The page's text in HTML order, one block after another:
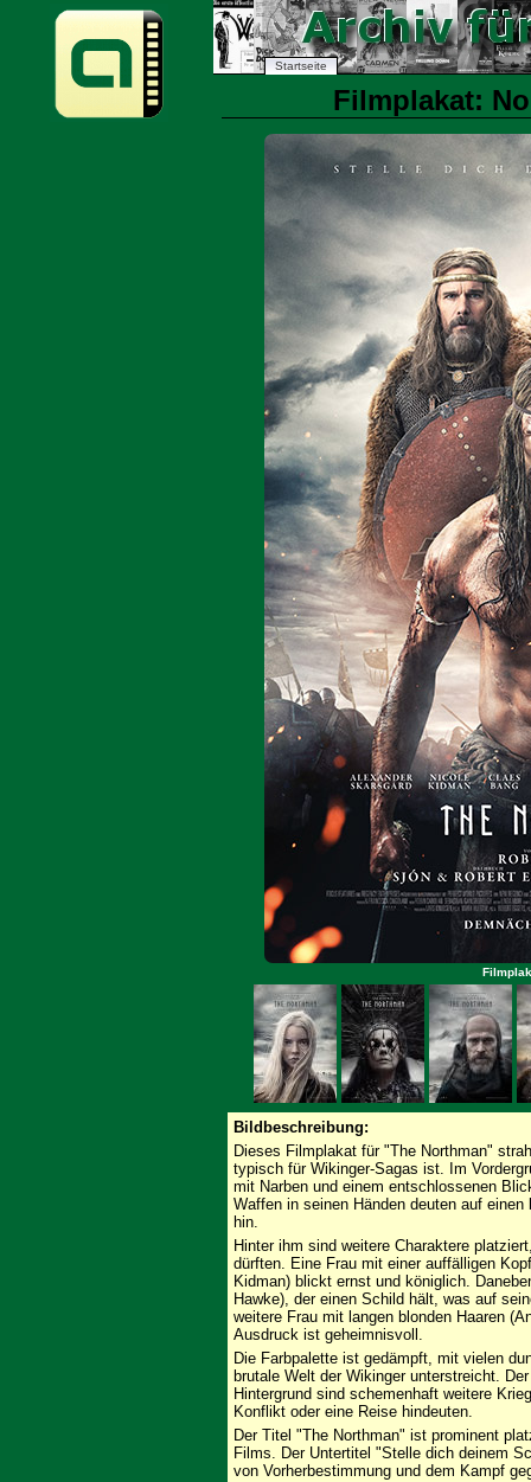
Startseite
Filmplakat:
Bildbeschreibung:
Dieses Filmplakat für "The Northman"
typisch für Wikinger-Sagas ist. Im
mit Narben und einem entschlossenen
Waffen in seinen Händen deuten auf
hin.
Hinter ihm sind weitere Charaktere
dürften. Eine Frau mit einer auffälligen
Kidman) blickt ernst und königlich.
Hawke), der einen Schild hält, was auf
weitere Frau mit langen blonden Haaren
Ausdruck ist geheimnisvoll.
Die Farbpalette ist gedämpft, mit vielen
brutale Welt der Wikinger unterstreicht.
Hintergrund sind schemenhaft weitere
Konflikt oder eine Reise hindeuten.
Der Titel "The Northman" ist prominent
Films. Der Untertitel "Stelle dich deinem
von Vorherbestimmung und dem Kampf